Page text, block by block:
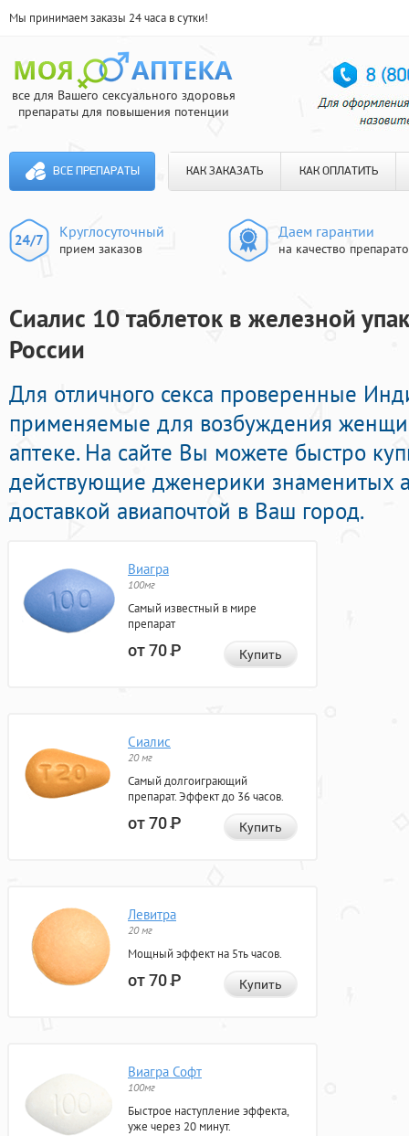
Мы принимаем заказы 24 часа в сутки!
все для Вашего сексуального здоровья
препараты для повышения потенции
ВСЕ ПРЕПАРАТЫ КАК ЗАКАЗАТЬ КАК ОПЛАТИТЬ
Круглосуточный
прием заказов
Даем гарантии
на качество
Сиалис 10 таблеток в железной
России
Для отличного секса проверенные
применяемые для возбуждения
аптеке. На сайте Вы можете быстро
действующие дженерики знаменитых
доставкой авиапочтой в Ваш город.
Виагра
100мг
Самый известный в мире
препарат
от 70Р Купить
Сиалис
20 мг
Самый долгоиграющий
препарат. Эффект до 36 часов.
от 70Р Купить
Левитра
20 мг
Мощный эффект на 5ть часов.
от 70Р Купить
Виагра Софт
100мг
Быстрое наступление эффекта,
уже через 20 минут.